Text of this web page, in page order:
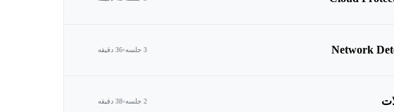
3 جلسه 36 دقیقه
2 جلسه 38 دقیقه